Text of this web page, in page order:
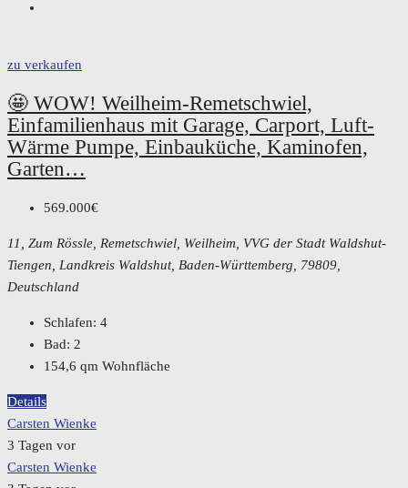
zu verkaufen
🤩 WOW! Weilheim-Remetschwiel,
Einfamilienhaus mit Garage, Carport, Luft-
Wärme Pumpe, Einbauküche, Kaminofen,
Garten…
569.000€
11, Zum Rössle, Remetschwiel, Weilheim, VVG der Stadt Waldshut-
Tiengen, Landkreis Waldshut, Baden-Württemberg, 79809,
Deutschland
Schlafen: 4
Bad: 2
154,6 qm Wohnfläche
Details
Carsten Wienke
3 Tagen vor
Carsten Wienke